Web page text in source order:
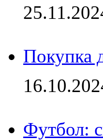
Покупка
Футбол: